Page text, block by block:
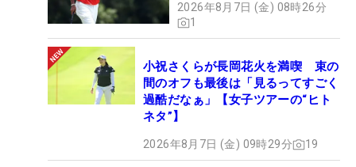
2026年8月7日 (金) 08時26分
1
小祝さくらが長岡花火を満喫 束の
間のオフも最後は「見るってすごく
過酷だなぁ」【女子ツアーの“ヒト
ネタ”】
2026年8月7日 (金) 09時29分 19